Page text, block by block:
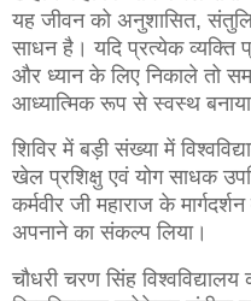
यह जीवन को अनुशासित,
साधन है। यदि प्रत्येक व्यक्ति
और ध्यान के लिए निकाले तो
आध्यात्मिक रूप से स्वस्थ
शिविर में बड़ी संख्या में
खेल प्रशिक्षु एवं योग साधक
कर्मवीर जी महाराज के
अपनाने का संकल्प लिया।
चौधरी चरण सिंह